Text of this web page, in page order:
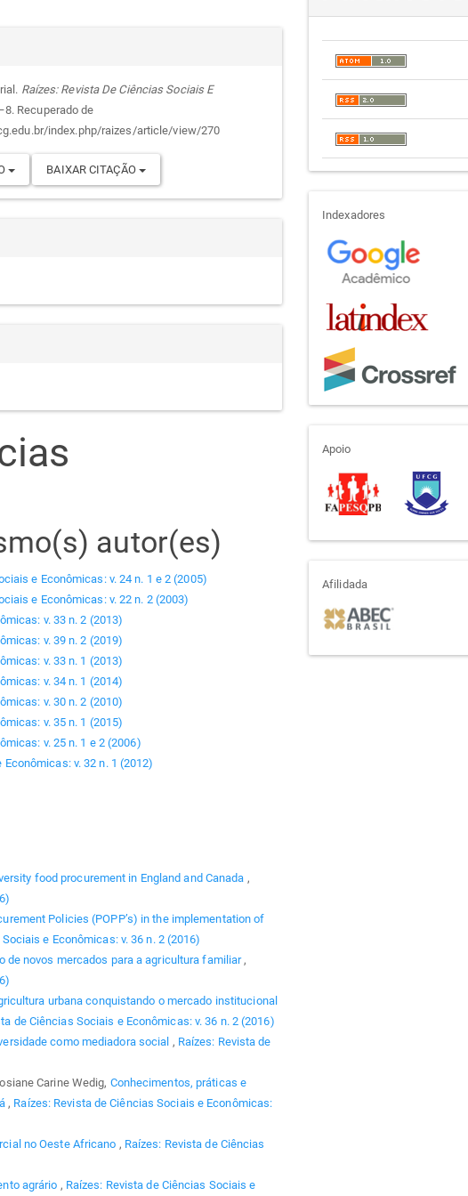
Raízes: Revista De Ciências Sociais E
Recuperado de
index.php/raizes/article/view/270
BAIXAR CITAÇÃO
autor(es)
e Econômicas: v. 24 n. 1 e 2 (2005)
e Econômicas: v. 22 n. 2 (2003)
v. 33 n. 2 (2013)
v. 39 n. 2 (2019)
v. 33 n. 1 (2013)
v. 34 n. 1 (2014)
v. 30 n. 2 (2010)
v. 35 n. 1 (2015)
v. 25 n. 1 e 2 (2006)
v. 32 n. 1 (2012)
food procurement in England and Canada ,
Policies (POPP’s) in the implementation of
e Econômicas: v. 36 n. 2 (2016)
de novos mercados para a agricultura familiar,
urbana conquistando o mercado institucional
de Ciências Sociais e Econômicas: v. 36 n. 2 (2016)
como mediadora social , Raízes: Revista de
Carine Wedig, Conhecimentos, práticas e
, Raízes: Revista de Ciências Sociais e Econômicas:
no Oeste Africano , Raízes: Revista de Ciências
agrário , Raízes: Revista de Ciências Sociais e
Indexadores
apoio
Apoio
afiliada
Afilidada